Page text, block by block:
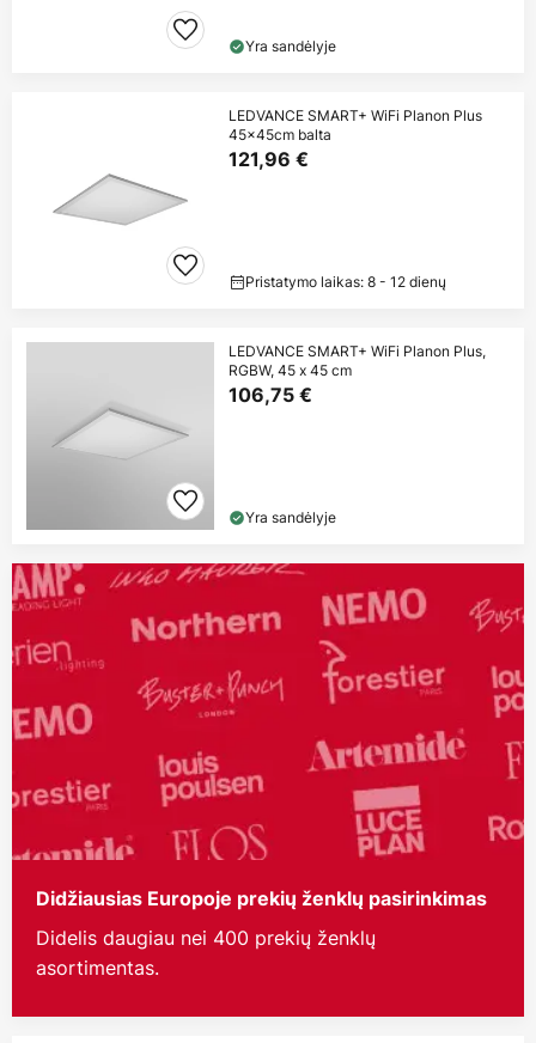
Yra sandėlyje
LEDVANCE SMART+ WiFi Planon Plus
45x45cm balta
121,96 €
Pristatymo laikas: 8 - 12 dienų
LEDVANCE SMART+ WiFi Planon Plus,
RGBW, 45 x 45 cm
106,75 €
Yra sandėlyje
Didžiausias Europoje prekių ženklų pasirinkimas
Didelis daugiau nei 400 prekių ženklų
asortimentas.